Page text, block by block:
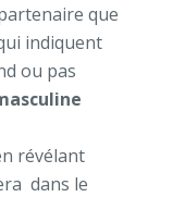
que
indiquent
ou pas
révélant
dans le